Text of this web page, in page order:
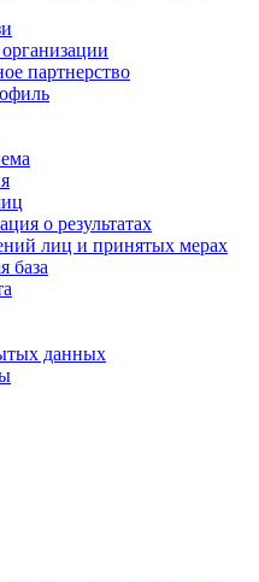
партнерство
о результатах
лиц и принятых мерах
база
данных